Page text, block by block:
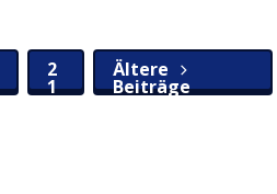
2
1
Ältere
Beiträge